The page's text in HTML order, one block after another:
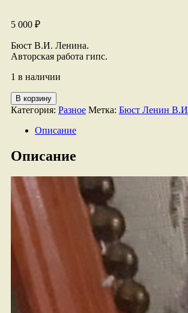
5 000 ₽
Бюст В.И. Ленина.
Авторская работа гипс.
1 в наличии
Количество
товара
В.И.
В корзину
Категория: Разное Метка: Бюст Ленин В.И
Описание
Описание